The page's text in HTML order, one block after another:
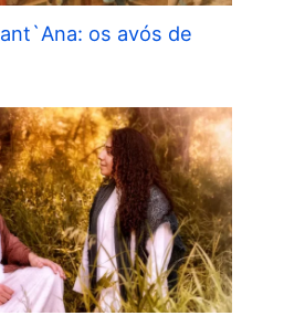
os avós de